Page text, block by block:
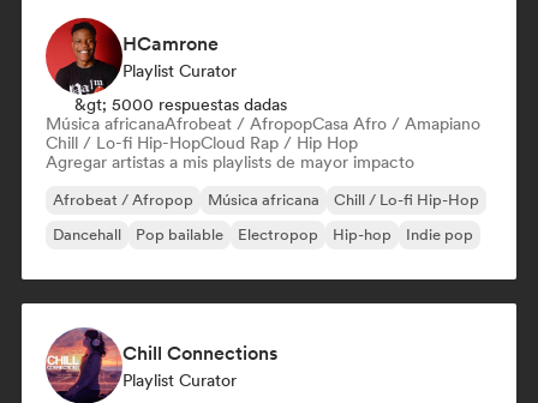
HCamrone
Playlist Curator
&gt; 5000 respuestas dadas
Música africanaAfrobeat / AfropopCasa Afro / Amapiano
Chill / Lo-fi Hip-HopCloud Rap / Hip Hop
Agregar artistas a mis playlists de mayor impacto
Afrobeat / Afropop Música africana
Chill / Lo-fi Hip-Hop
Dancehall
Pop bailable Electropop Hip-hop Indie pop
Chill Connections
Playlist Curator